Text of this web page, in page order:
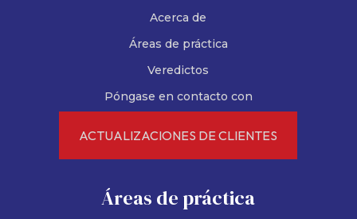
Acerca de
Áreas de práctica
Veredictos
Póngase en contacto con
ACTUALIZACIONES DE CLIENTES
Áreas de práctica